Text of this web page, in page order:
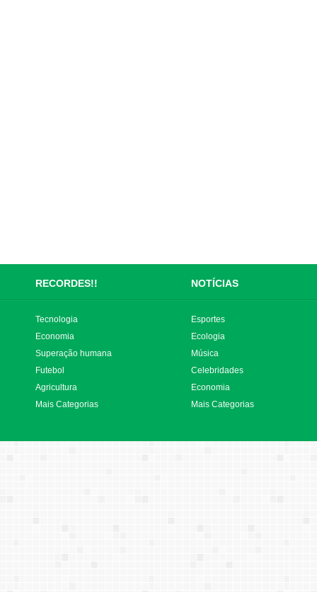
RECORDES!! NOTÍCIAS
Tecnologia
Economia
Superação humana
Futebol
Agricultura
Mais Categorias
Esportes
Ecologia
Música
Celebridades
Economia
Mais Categorias